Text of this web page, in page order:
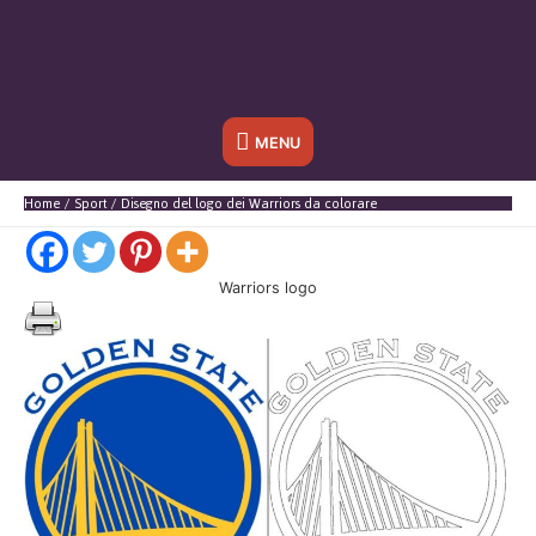
Sotto
l'header
MENU
Home Sport Disegno del logo dei Warriors da colorare
Warriors logo